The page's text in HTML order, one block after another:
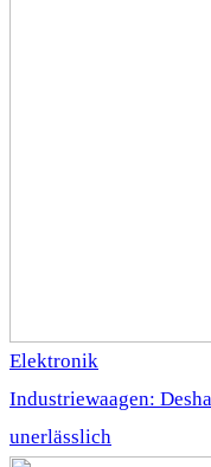
Elektronik
Industriewaagen:
unerlässlich